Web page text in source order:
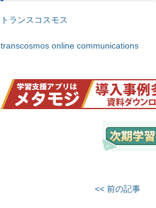
トランスコスモス
transcosmos online communications
<< 前の記事